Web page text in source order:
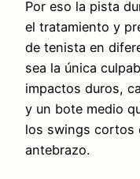
Por eso la pista
el tratamiento y
de tenista en
sea la única
impactos duros,
y un bote medio
los swings cortos
antebrazo.